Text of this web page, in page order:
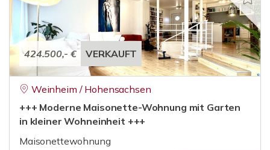
424.500,- € VERKAUFT
Weinheim / Hohensachsen
+++ Moderne Maisonette-Wohnung mit Garten
in kleiner Wohneinheit +++
Maisonettewohnung